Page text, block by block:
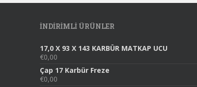
INDIRIMLI ÜRÜNLER
17,0 X 93 X 143 KARBÜR MATKAP UCU
€0,00
Çap 17 Karbür Freze
€0,00